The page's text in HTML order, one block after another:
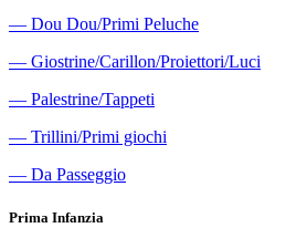
― Dou Dou/Primi Peluche
― Giostrine/Carillon/Proiettori/Luci
― Palestrine/Tappeti
― Trillini/Primi giochi
― Da Passeggio
Prima Infanzia